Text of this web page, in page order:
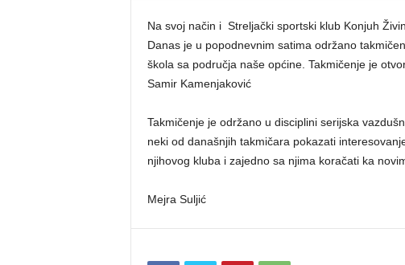
Na svoj način i Streljački sportski klub Konjuh
Danas je u popodnevnim satima održano
škola sa područja naše općine. Takmičenje je
Samir Kamenjaković
Takmičenje je održano u disciplini serijska
neki od današnjih takmičara pokazati
njihovog kluba i zajedno sa njima koračati ka
Mejra Suljić